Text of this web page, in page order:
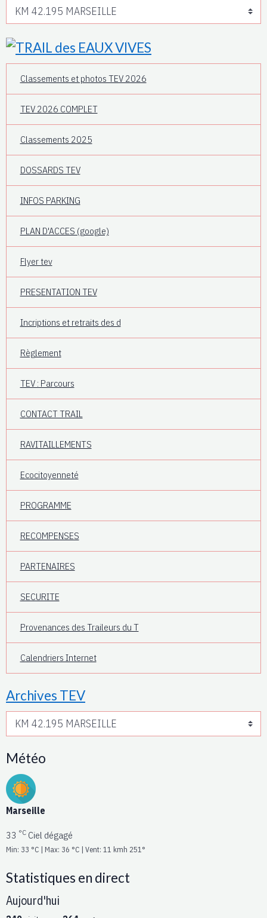
Classements et photos TEV 2026
TEV 2026 COMPLET
Classements 2025
DOSSARDS TEV
INFOS PARKING
PLAN D'ACCES (google)
Flyer tev
PRESENTATION TEV
Incriptions et retraits des d
Règlement
TEV : Parcours
CONTACT TRAIL
RAVITAILLEMENTS
Ecocitoyenneté
PROGRAMME
RECOMPENSES
PARTENAIRES
SECURITE
Provenances des Traileurs du T
Calendriers Internet
Archives TEV
Météo
Marseille
33 °C Ciel dégagé
Min: 33 °C | Max: 36 °C | Vent: 11 kmh 251°
Statistiques en direct
Aujourd'hui